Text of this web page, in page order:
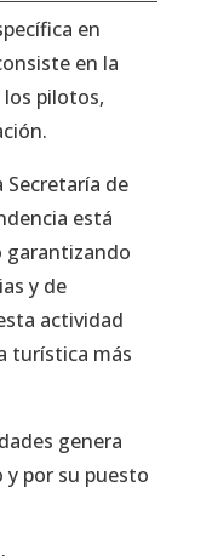
en
en la
pilotos,
Secretaría de
está
garantizando
y de
actividad
turística más
genera
por su puesto